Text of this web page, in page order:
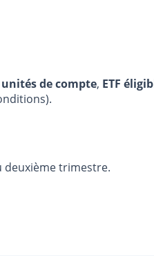
de compte, ETF
deuxième trimestre.